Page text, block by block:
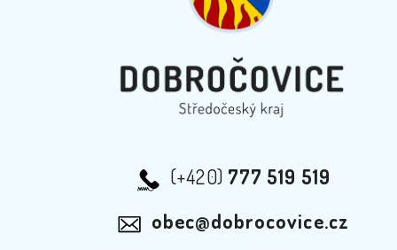
(+420) 777 519 519
obec@dobrocovice.cz